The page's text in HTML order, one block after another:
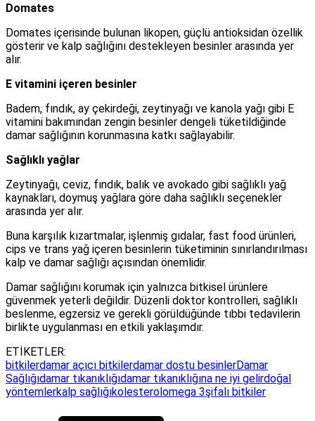
Domates
Domates içerisinde bulunan likopen, güçlü antioksidan özellik
gösterir ve kalp sağlığını destekleyen besinler arasında yer
alır.
E vitamini içeren besinler
Badem, fındık, ay çekirdeği, zeytinyağı ve kanola yağı gibi E
vitamini bakımından zengin besinler dengeli tüketildiğinde
damar sağlığının korunmasına katkı sağlayabilir.
Sağlıklı yağlar
Zeytinyağı, ceviz, fındık, balık ve avokado gibi sağlıklı yağ
kaynakları, doymuş yağlara göre daha sağlıklı seçenekler
arasında yer alır.
Buna karşılık kızartmalar, işlenmiş gıdalar, fast food ürünleri,
cips ve trans yağ içeren besinlerin tüketiminin sınırlandırılması
kalp ve damar sağlığı açısından önemlidir.
Damar sağlığını korumak için yalnızca bitkisel ürünlere
güvenmek yeterli değildir. Düzenli doktor kontrolleri, sağlıklı
beslenme, egzersiz ve gerekli görüldüğünde tıbbi tedavilerin
birlikte uygulanması en etkili yaklaşımdır.
ETİKETLER:
bitkilerdamar açıcı bitkilerdamar dostu besinlerDamar
Sağlığıdamar tıkanıklığıdamar tıkanıklığına ne iyi gelirdoğal
yöntemlerkalp sağlığıkolesterolomega 3şifalı bitkiler